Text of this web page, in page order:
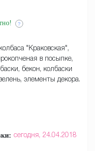
?
"Краковская",
в посыпке,
бекон, колбаски
элементы декора.
сегодня, 24.04.2018